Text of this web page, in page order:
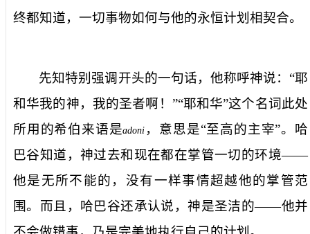
终都知道，一切事物如何与他的永恒计划相契合。
先知特别强调开头的一句话，他称呼神说：“耶
和华我的神，我的圣者啊！”“耶和华”这个名词此处
所用的希伯来语是adoni ，意思是“至高的主宰”。哈
巴谷知道，神过去和现在都在掌管一切的环境——
他是无所不能的，没有一样事情超越他的掌管范
围。而且，哈巴谷还承认说，神是圣洁的——他并